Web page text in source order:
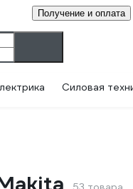
Получение и оплата
Силовая